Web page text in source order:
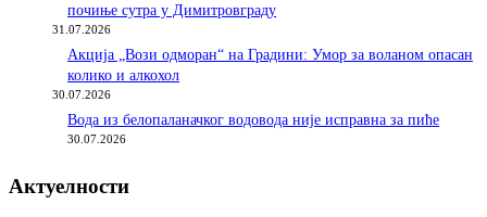
почиње сутра у Димитровграду
31.07.2026
Акција „Вози одморан“ на Градини: Умор за воланом опасан
колико и алкохол
30.07.2026
Вода из белопаланачког водовода није исправна за пиће
30.07.2026
Актуелности